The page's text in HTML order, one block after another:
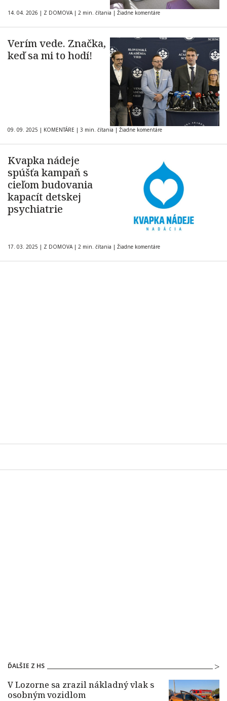
14. 04. 2026 | Z DOMOVA | 2 min. čítania | Žiadne komentáre
Verím vede. Značka,
keď sa mi to hodí!
09. 09. 2025 | KOMENTÁRE | 3 min. čítania | Žiadne komentáre
Kvapka nádeje
spúšťa kampaň s
cieľom budovania
kapacít detskej
psychiatrie
17. 03. 2025 | Z DOMOVA | 2 min. čítania | Žiadne komentáre
ĎALŠIE Z HS
V Lozorne sa zrazil nákladný vlak s
osobným vozidlom